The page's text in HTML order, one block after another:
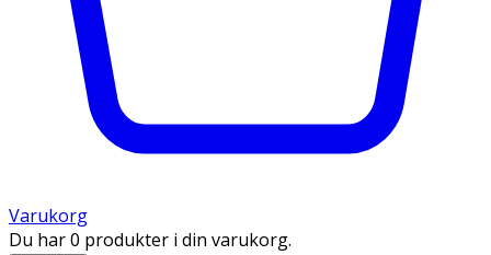
Varukorg
Du har 0 produkter i din varukorg.